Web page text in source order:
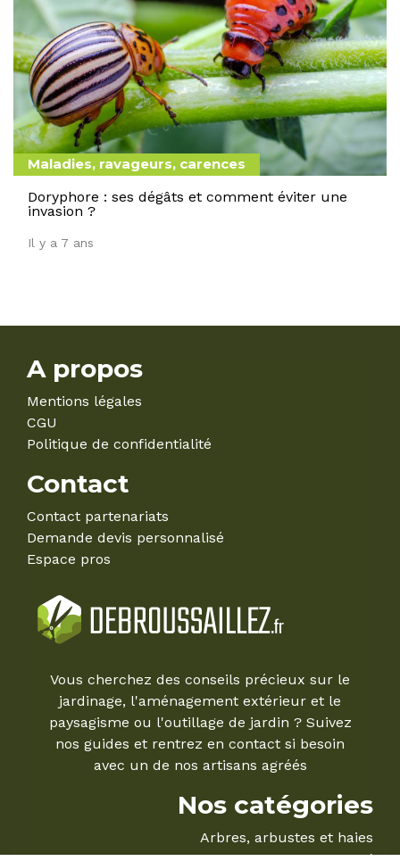
Maladies, ravageurs, carences
Doryphore : ses dégâts et comment éviter une
invasion ?
Il y a 7 ans
A propos
Mentions légales
CGU
Politique de confidentialité
Contact
Contact partenariats
Demande devis personnalisé
Espace pros
Vous cherchez des conseils précieux sur le
jardinage, l'aménagement extérieur et le
paysagisme ou l'outillage de jardin ? Suivez
nos guides et rentrez en contact si besoin
avec un de nos artisans agréés
Nos catégories
Arbres, arbustes et haies